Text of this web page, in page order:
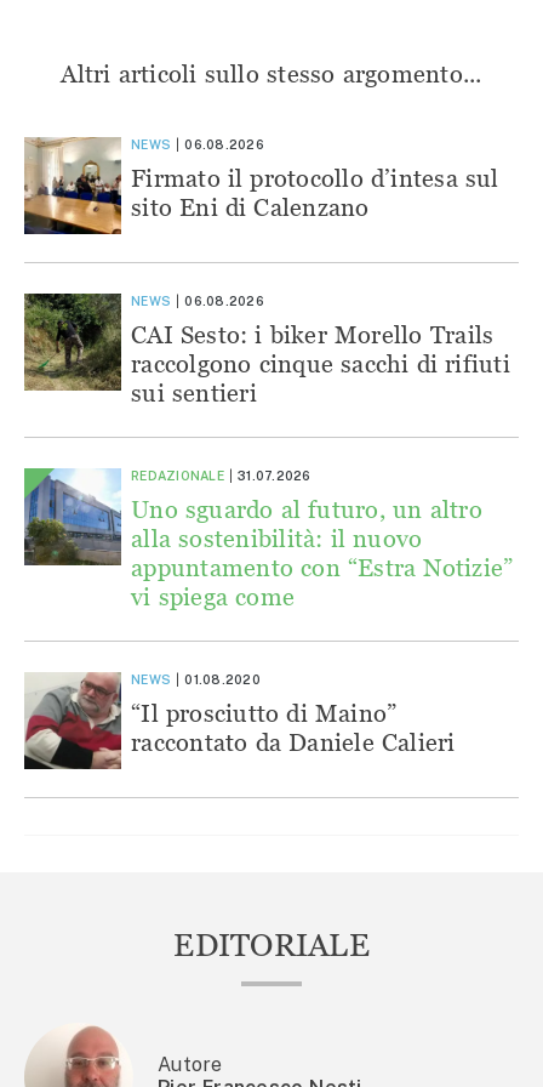
Altri articoli sullo stesso argomento...
NEWS 06.08.2026
Firmato il protocollo d’intesa sul
sito Eni di Calenzano
NEWS 06.08.2026
CAI Sesto: i biker Morello Trails
raccolgono cinque sacchi di rifiuti
sui sentieri
REDAZIONALE 31.07.2026
Uno sguardo al futuro, un altro
alla sostenibilità: il nuovo
appuntamento con “Estra Notizie”
vi spiega come
NEWS 01.08.2020
“Il prosciutto di Maino”
raccontato da Daniele Calieri
EDITORIALE
Autore